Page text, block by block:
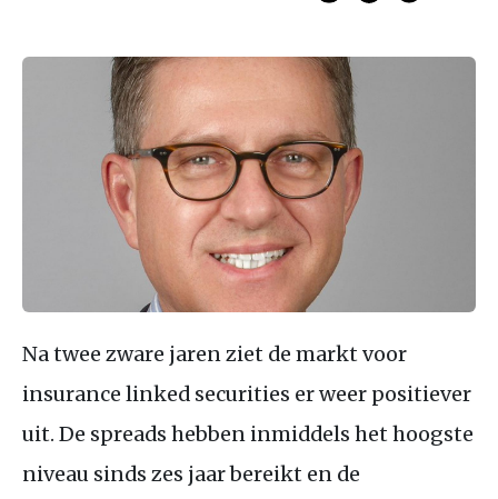
Na twee zware jaren ziet de markt voor
insurance linked securities er weer positiever
uit. De spreads hebben inmiddels het hoogste
niveau sinds zes jaar bereikt en de